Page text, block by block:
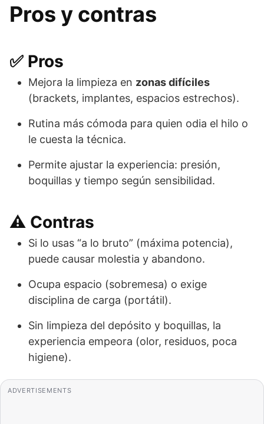
Pros y contras
✅ Pros
Mejora la limpieza en zonas difíciles
(brackets, implantes, espacios estrechos).
Rutina más cómoda para quien odia el hilo o
le cuesta la técnica.
Permite ajustar la experiencia: presión,
boquillas y tiempo según sensibilidad.
⚠️ Contras
Si lo usas “a lo bruto” (máxima potencia),
puede causar molestia y abandono.
Ocupa espacio (sobremesa) o exige
disciplina de carga (portátil).
Sin limpieza del depósito y boquillas, la
experiencia empeora (olor, residuos, poca
higiene).
ADVERTISEMENTS